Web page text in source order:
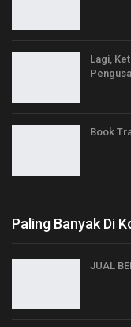
Lagi,
Book
Paling Banyak Di
JUAL